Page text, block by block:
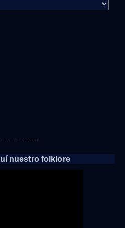
nuestro folklore